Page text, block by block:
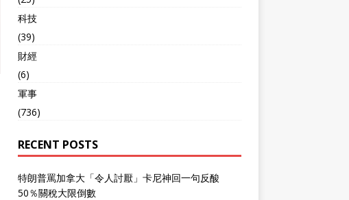
科技
(39)
財經
(6)
軍事
(736)
RECENT POSTS
特朗普罵加拿大「令人討厭」卡尼神回一句反酸
50％關稅大限倒數